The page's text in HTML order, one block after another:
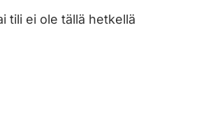
tili ei ole tällä hetkellä